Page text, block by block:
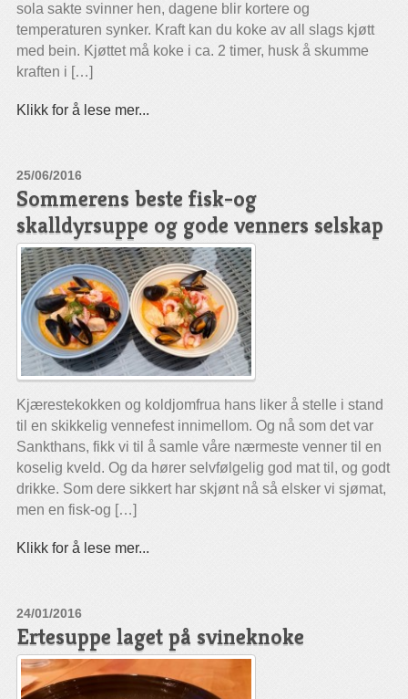
sola sakte svinner hen, dagene blir kortere og
temperaturen synker. Kraft kan du koke av all slags kjøtt
med bein. Kjøttet må koke i ca. 2 timer, husk å skumme
kraften i […]
Klikk for å lese mer...
25/06/2016
Sommerens beste fisk-og
skalldyrsuppe og gode venners selskap
Kjærestekokken og koldjomfrua hans liker å stelle i stand
til en skikkelig vennefest innimellom. Og nå som det var
Sankthans, fikk vi til å samle våre nærmeste venner til en
koselig kveld. Og da hører selvfølgelig god mat til, og godt
drikke. Som dere sikkert har skjønt nå så elsker vi sjømat,
men en fisk-og […]
Klikk for å lese mer...
24/01/2016
Ertesuppe laget på svineknoke